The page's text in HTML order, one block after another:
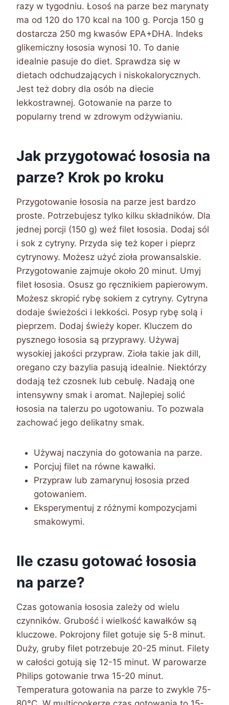
razy w tygodniu. Łosoś na parze bez marynaty
ma od 120 do 170 kcal na 100 g. Porcja 150 g
dostarcza 250 mg kwasów EPA+DHA. Indeks
glikemiczny łososia wynosi 10. To danie
idealnie pasuje do diet. Sprawdza się w
dietach odchudzających i niskokalorycznych.
Jest też dobry dla osób na diecie
lekkostrawnej. Gotowanie na parze to
popularny trend w zdrowym odżywianiu.
Jak przygotować łososia na
parze? Krok po kroku
Przygotowanie łososia na parze jest bardzo
proste. Potrzebujesz tylko kilku składników. Dla
jednej porcji (150 g) weź filet łososia. Dodaj sól
i sok z cytryny. Przyda się też koper i pieprz
cytrynowy. Możesz użyć zioła prowansalskie.
Przygotowanie zajmuje około 20 minut. Umyj
filet łososia. Osusz go ręcznikiem papierowym.
Możesz skropić rybę sokiem z cytryny. Cytryna
dodaje świeżości i lekkości. Posyp rybę solą i
pieprzem. Dodaj świeży koper. Kluczem do
pysznego łososia są przyprawy. Używaj
wysokiej jakości przypraw. Zioła takie jak dill,
oregano czy bazylia pasują idealnie. Niektórzy
dodają też czosnek lub cebulę. Nadają one
intensywny smak i aromat. Najlepiej solić
łososia na talerzu po ugotowaniu. To pozwala
zachować jego delikatny smak.
Używaj naczynia do gotowania na parze.
Porcjuj filet na równe kawałki.
Przypraw lub zamarynuj łososia przed
gotowaniem.
Eksperymentuj z różnymi kompozycjami
smakowymi.
Ile czasu gotować łososia
na parze?
Czas gotowania łososia zależy od wielu
czynników. Grubość i wielkość kawałków są
kluczowe. Pokrojony filet gotuje się 5-8 minut.
Duży, gruby filet potrzebuje 20-25 minut. Filety
w całości gotują się 12-15 minut. W parowarze
Philips gotowanie trwa 15-20 minut.
Temperatura gotowania na parze to zwykle 75-